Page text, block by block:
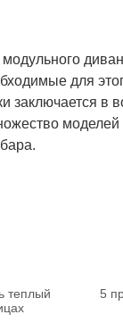
для
заключается в
теплый
5